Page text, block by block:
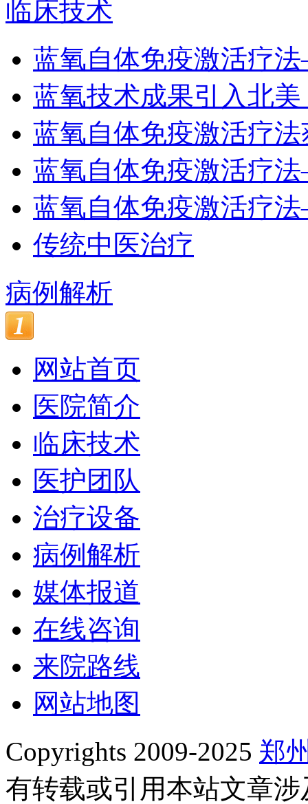
临床技术
蓝氧自体免疫激活疗
蓝氧技术成果引入北
蓝氧自体免疫激活疗
蓝氧自体免疫激活疗
蓝氧自体免疫激活疗
传统中医治疗
病例解析
网站首页
医院简介
临床技术
医护团队
治疗设备
病例解析
媒体报道
在线咨询
来院路线
网站地图
Copyrights 2009-2025 郑
有转载或引用本站文章